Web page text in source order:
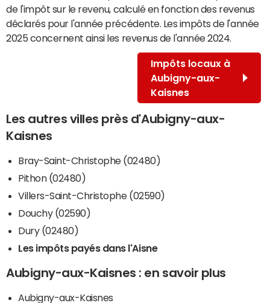
de l'impôt sur le revenu, calculé en fonction des revenus
déclarés pour l'année précédente. Les impôts de l'année
2025 concernent ainsi les revenus de l'année 2024.
Impôts locaux à
Aubigny-aux-
Kaisnes
Les autres villes près d'Aubigny-aux-
Kaisnes
Bray-Saint-Christophe (02480)
Pithon (02480)
Villers-Saint-Christophe (02590)
Douchy (02590)
Dury (02480)
Les impôts payés dans l'Aisne
Aubigny-aux-Kaisnes : en savoir plus
Aubigny-aux-Kaisnes